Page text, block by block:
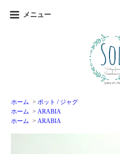
メニュー
ホーム > ポット / ジャグ
ホーム > ARABIA
ホーム > ARABIA